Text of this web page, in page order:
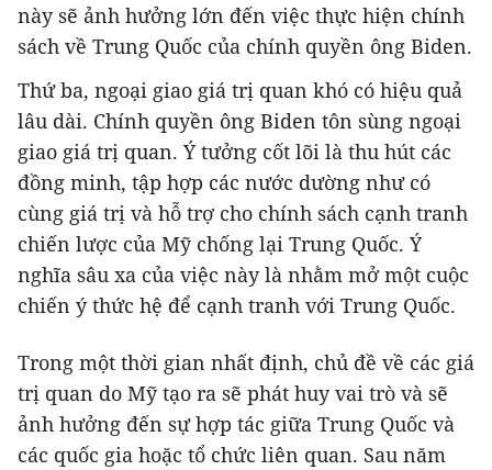
này sẽ ảnh hưởng lớn đến việc thực hiện chính
sách về Trung Quốc của chính quyền ông Biden.
Thứ ba, ngoại giao giá trị quan khó có hiệu quả
lâu dài. Chính quyền ông Biden tôn sùng ngoại
giao giá trị quan. Ý tưởng cốt lõi là thu hút các
đồng minh, tập hợp các nước dường như có
cùng giá trị và hỗ trợ cho chính sách cạnh tranh
chiến lược của Mỹ chống lại Trung Quốc. Ý
nghĩa sâu xa của việc này là nhằm mở một cuộc
chiến ý thức hệ để cạnh tranh với Trung Quốc.
Trong một thời gian nhất định, chủ đề về các giá
trị quan do Mỹ tạo ra sẽ phát huy vai trò và sẽ
ảnh hưởng đến sự hợp tác giữa Trung Quốc và
các quốc gia hoặc tổ chức liên quan. Sau năm